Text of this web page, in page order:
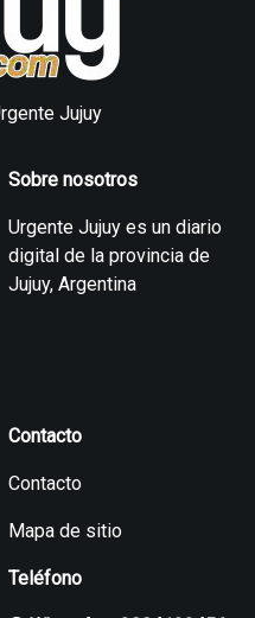
Jujuy
Sobre nosotros
Urgente Jujuy es un diario
digital de la provincia de
Jujuy, Argentina
Contacto
Contacto
Mapa de sitio
Teléfono